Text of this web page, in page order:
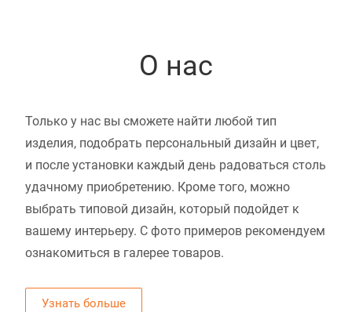
О нас
Только у нас вы сможете найти любой тип
изделия, подобрать персональный дизайн и цвет,
и после установки каждый день радоваться столь
удачному приобретению. Кроме того, можно
выбрать типовой дизайн, который подойдет к
вашему интерьеру. С фото примеров рекомендуем
ознакомиться в галерее товаров.
Узнать больше